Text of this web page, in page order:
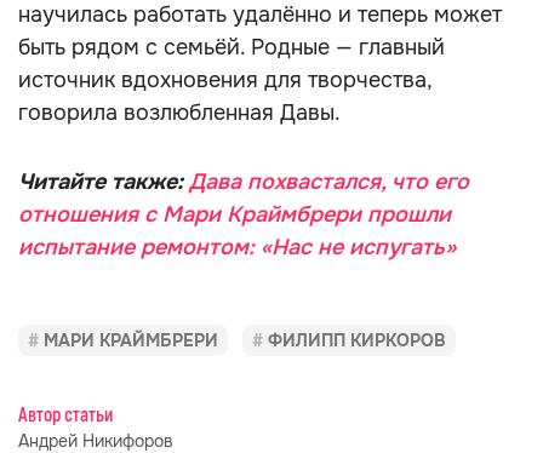
научилась работать удалённо и теперь может
быть рядом с семьёй. Родные — главный
источник вдохновения для творчества,
говорила возлюбленная Давы.
Читайте также:Дава похвастался, что его
отношения с Мари Краймбрери прошли
испытание ремонтом: «Нас не испугать»
МАРИ КРАЙМБРЕРИ ФИЛИПП КИРКОРОВ
Автор статьи
Андрей Никифоров